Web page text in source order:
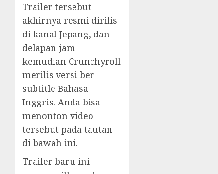
Trailer tersebut
akhirnya resmi dirilis
di kanal Jepang, dan
delapan jam
kemudian Crunchyroll
merilis versi ber-
subtitle Bahasa
Inggris. Anda bisa
menonton video
tersebut pada tautan
di bawah ini.
Trailer baru ini